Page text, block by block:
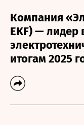
Компания
EKF) — лидер
итогам 2025